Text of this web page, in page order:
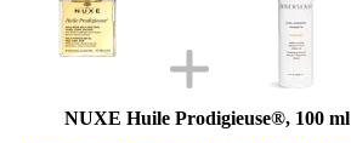
NUXE Huile Prodigieuse®, 100 ml